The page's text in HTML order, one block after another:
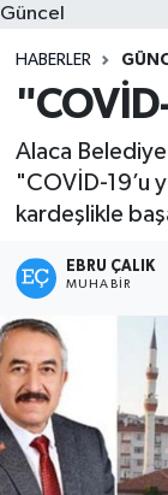
Güncel
HABERLER
Alaca Belediye
"COVİD-19’u
kardeşlikle
EBRU ÇALIK
MUHABIR
Haber